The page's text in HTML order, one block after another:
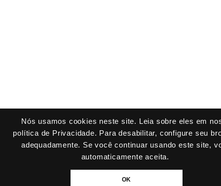
Nós usamos cookies neste site. Leia sobre eles em
política de Privacidade. Para desabilitar, configure seu
adequadamente. Se você continuar usando este site,
automaticamente aceita.
OK